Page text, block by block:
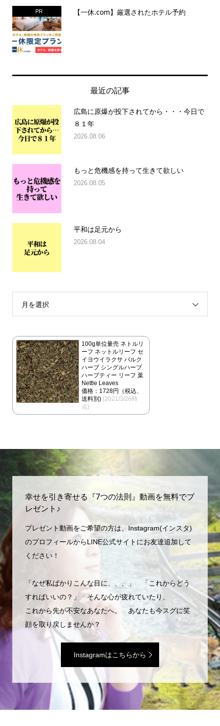
PR 【一休.com】厳選されたホテル予約
最近の記事
広島に原爆が投下されてから・・・今日で
８１年
2026.08.06
もっと危機感を持って生きて欲しい
2026.08.05
平和は足元から
2026.08.04
月を選択
100g単位量売 ネトルリ
ーフ ネットルリーフ セ
イヨウイラクサ バルク
ハーブ シングルハーブ
ハーブティー リーフ 葉
Nettle Leaves
価格：1728円（税込、
送料別) (2021/3/26時
点)
幸せを引き寄せる『7つの法則』動画を無料でプ
レゼント♪
プレゼント動画をご希望の方は、Instagram(インスタ)
のプロフィールからLINE公式サイトにお友達追加して
ください！
「なぜ私ばかりこんな目に、、、」 「これからどう
すればいいの？」 そんな心が疲れていたり、
これから先が不安なあなたへ。 あなたも今スグに笑
顔を取り戻しませんか？
Instagramはこちらから